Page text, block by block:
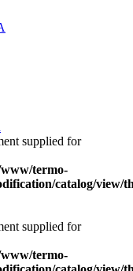
supplied for
termo-
catalog/view/
supplied for
termo-